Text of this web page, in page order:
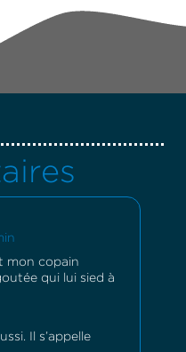
mon copain
qui lui sied à
Il s’appelle